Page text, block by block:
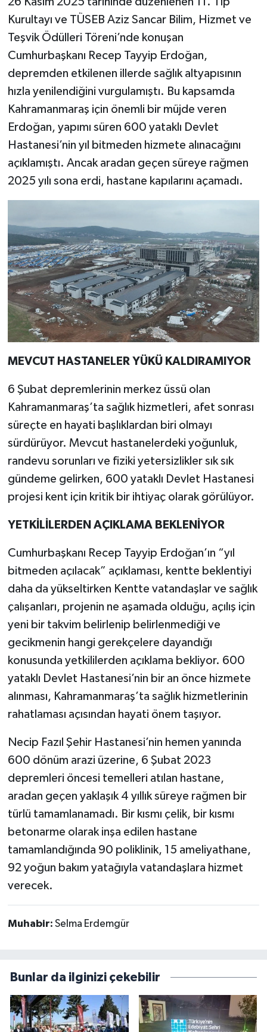
Kurultayı ve TÜSEB Aziz Sancar Bilim, Hizmet ve
Teşvik Ödülleri Töreni’nde konuşan
Cumhurbaşkanı Recep Tayyip Erdoğan,
depremden etkilenen illerde sağlık altyapısının
hızla yenilendiğini vurgulamıştı. Bu kapsamda
Kahramanmaraş için önemli bir müjde veren
Erdoğan, yapımı süren 600 yataklı Devlet
Hastanesi’nin yıl bitmeden hizmete alınacağını
açıklamıştı. Ancak aradan geçen süreye rağmen
2025 yılı sona erdi, hastane kapılarını açamadı.
MEVCUT HASTANELER YÜKÜ KALDIRAMIYOR
6 Şubat depremlerinin merkez üssü olan
Kahramanmaraş’ta sağlık hizmetleri, afet sonrası
süreçte en hayati başlıklardan biri olmayı
sürdürüyor. Mevcut hastanelerdeki yoğunluk,
randevu sorunları ve fiziki yetersizlikler sık sık
gündeme gelirken, 600 yataklı Devlet Hastanesi
projesi kent için kritik bir ihtiyaç olarak görülüyor.
YETKİLİLERDEN AÇIKLAMA BEKLENİYOR
Cumhurbaşkanı Recep Tayyip Erdoğan’ın “yıl
bitmeden açılacak” açıklaması, kentte beklentiyi
daha da yükseltirken Kentte vatandaşlar ve sağlık
çalışanları, projenin ne aşamada olduğu, açılış için
yeni bir takvim belirlenip belirlenmediği ve
gecikmenin hangi gerekçelere dayandığı
konusunda yetkililerden açıklama bekliyor. 600
yataklı Devlet Hastanesi’nin bir an önce hizmete
alınması, Kahramanmaraş’ta sağlık hizmetlerinin
rahatlaması açısından hayati önem taşıyor.
Necip Fazıl Şehir Hastanesi’nin hemen yanında
600 dönüm arazi üzerine, 6 Şubat 2023
depremleri öncesi temelleri atılan hastane,
aradan geçen yaklaşık 4 yıllık süreye rağmen bir
türlü tamamlanamadı. Bir kısmı çelik, bir kısmı
betonarme olarak inşa edilen hastane
tamamlandığında 90 poliklinik, 15 ameliyathane,
92 yoğun bakım yatağıyla vatandaşlara hizmet
verecek.
Muhabir: Selma Erdemgür
Bunlar da ilginizi çekebilir